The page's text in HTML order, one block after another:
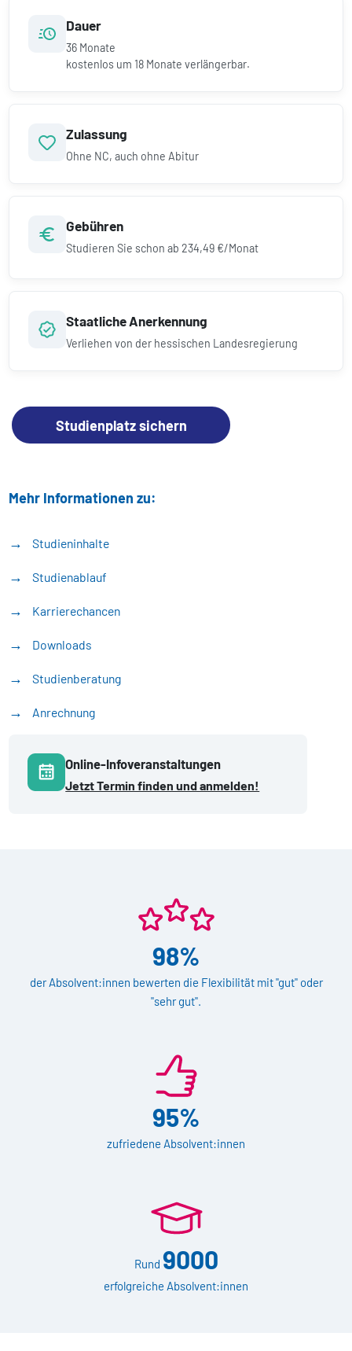
Dauer
36 Monate
kostenlos um 18 Monate verlängerbar.
Zulassung
Ohne NC, auch ohne Abitur
Gebühren
Studieren Sie schon ab234,49 €/Monat
Staatliche Anerkennung
Verliehen von der hessischen Landesregierung
Studienplatz sichern
Mehr Informationen zu:
Studieninhalte
Studienablauf
Karrierechancen
Downloads
Studienberatung
Anrechnung
Online-Infoveranstaltungen
Jetzt Termin finden und anmelden!
98%
der Absolvent:innen bewerten die Flexibilität mit "gut" oder
"sehr gut".
95%
zufriedene Absolvent:innen
Rund 9000
erfolgreiche Absolvent:innen